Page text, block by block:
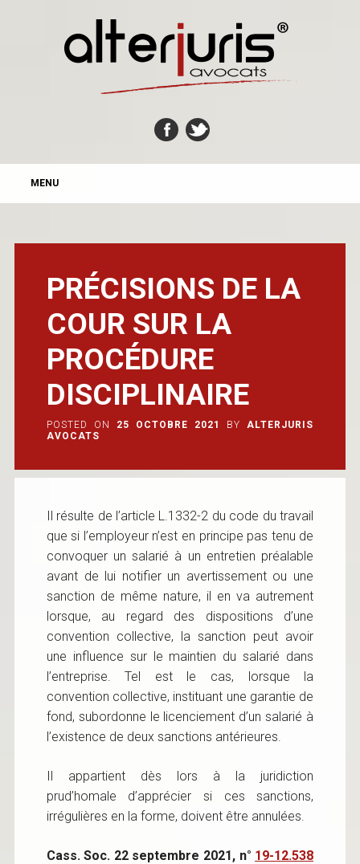
MAIN MENU
MENU
PRÉCISIONS DE LA
COUR SUR LA
PROCÉDURE
DISCIPLINAIRE
POSTED ON 25 OCTOBRE 2021 BY
ALTERJURIS
AVOCATS
Il résulte de l’article L.1332-2 du code du travail
que si l’employeur n’est en principe pas tenu de
convoquer un salarié à un entretien préalable
avant de lui notifier un avertissement ou une
sanction de même nature, il en va autrement
lorsque, au regard des dispositions d’une
convention collective, la sanction peut avoir
une influence sur le maintien du salarié dans
l’entreprise. Tel est le cas, lorsque la
convention collective, instituant une garantie de
fond, subordonne le licenciement d’un salarié à
l’existence de deux sanctions antérieures.
Il appartient dès lors à la juridiction
prud’homale d’apprécier si ces sanctions,
irrégulières en la forme, doivent être annulées.
Cass. Soc. 22 septembre 2021, n° 19-12.538